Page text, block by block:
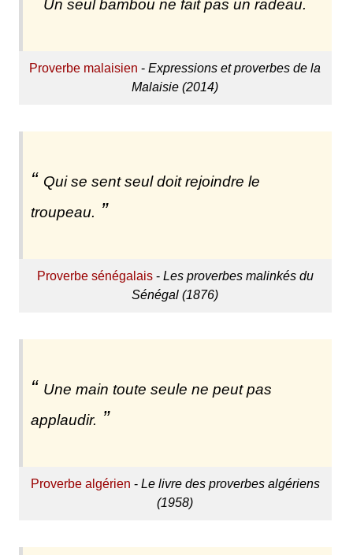
Un seul bambou ne fait pas un radeau.
Proverbe malaisien -Expressions et proverbes de la
Malaisie (2014)
Qui se sent seul doit rejoindre le
troupeau.
Proverbe sénégalais- Les proverbes malinkés du
Sénégal (1876)
Une main toute seule ne peut pas
applaudir.
Proverbe algérien - Le livre des proverbes algériens
(1958)